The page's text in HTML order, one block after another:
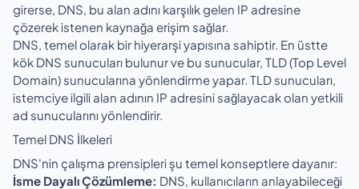
girerse, DNS, bu alan adını karşılık gelen IP adresine
çözerek istenen kaynağa erişim sağlar.
DNS, temel olarak bir hiyerarşi yapısına sahiptir. En üstte
kök DNS sunucuları bulunur ve bu sunucular, TLD (Top Level
Domain) sunucularına yönlendirme yapar. TLD sunucuları,
istemciye ilgili alan adının IP adresini sağlayacak olan yetkili
ad sunucularını yönlendirir.
Temel DNS İlkeleri
DNS'nin çalışma prensipleri şu temel konseptlere dayanır:
İsme Dayalı Çözümleme: DNS, kullanıcıların anlayabileceği